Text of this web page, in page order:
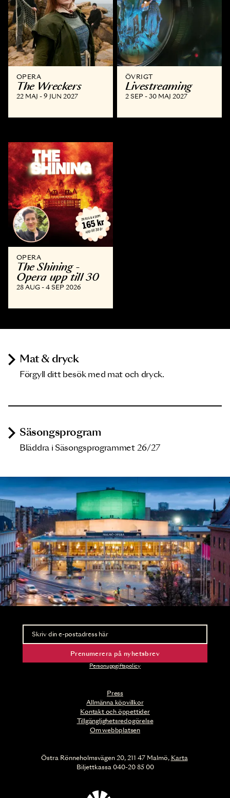
OPERA
The Wreckers
22 MAJ - 9 JUN 2027
ÖVRIGT
Livestreaming
2 SEP - 30 MAJ 2027
OPERA
The Shining -
Opera upp till 30
28 AUG - 4 SEP 2026
Mat & dryck
Förgyll ditt besök med mat och dryck.
Säsongsprogram
Bläddra i Säsongsprogrammet 26/27
Press
Allmänna köpvillkor
Kontakt och öppettider
Tillgänglighetsredogörelse
Om webbplatsen
Nyhetsbrev
Ta del av förhandsinformation och biljettsläpp.
Prenumerera på nyhetsbrev
Personuppgiftspolicy
Östra Rönneholmsvägen 20, 211 47 Malmö, Karta
Biljettkassa 040-20 85 00